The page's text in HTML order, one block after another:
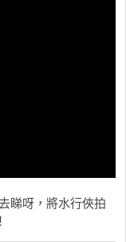
睇呀，將水行俠拍